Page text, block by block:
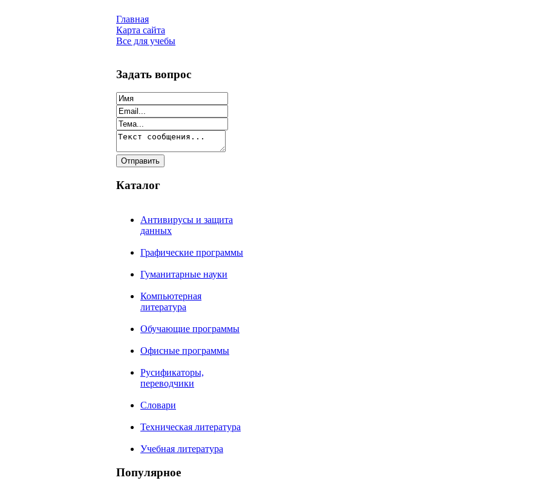
Главная
Карта сайта
Все для учебы
Задать вопрос
Каталог
Антивирусы и защита
данных
Графические программы
Гуманитарные науки
Компьютерная
литература
Обучающие программы
Офисные программы
Русификаторы,
переводчики
Словари
Техническая литература
Учебная литература
Популярное